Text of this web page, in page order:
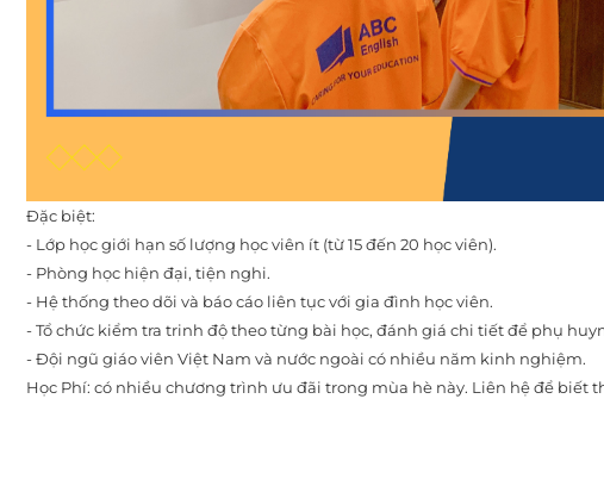
Đặc biệt:
- Lớp học giới hạn số lượng học viên ít (từ 15 đến 20 học viên).
- Phòng học hiện đại, tiện nghi.
- Hệ thống theo dõi và báo cáo liên tục với gia đình học viên.
- Tổ chức kiểm tra trinh độ theo từng bài học, đánh giá chi tiết để phụ
- Đội ngũ giáo viên Việt Nam và nước ngoài có nhiều năm kinh nghiệm.
Học Phí: có nhiều chương trình ưu đãi trong mùa hè này. Liên hệ để biết